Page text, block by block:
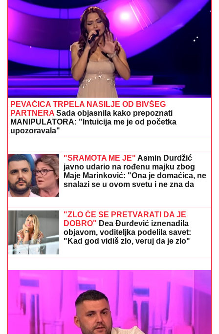
"MOŽDA JE ON SERIJSKI UBICA"
Blic TV o misteriji ubistva lepe Ruskinje u Beogradu:
"Treba proveriti da nije još negde u Srbiji napravio
neko ZLO"
SMRŠALA 15 KILOGRAMA, PA
POKAZALA TELO U BIKINIJU
Voditeljka nakon porođaja ima telo za
medalju: Obavlja seoske poslove, a
vilice
"STANIJA, DA NEMAŠ MOŽDA
SUTLIJAŠ?" Pobednica Elite ostala
zatečena pitanjem, o NJENOJ
REAKCIJI pričaju svi (VIDEO)
PEVAČICA TRPELA NASILJE OD BIVŠEG
PARTNERA
Sada objasnila kako prepoznati
MANIPULATORA: "Intuicija me je od početka